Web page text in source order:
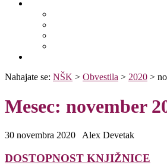
Nahajate se: NŠK > Obvestila > 2020 >
Mesec: november
30 novembra 2020 Alex Devetak
DOSTOPNOST KNJIŽNICE